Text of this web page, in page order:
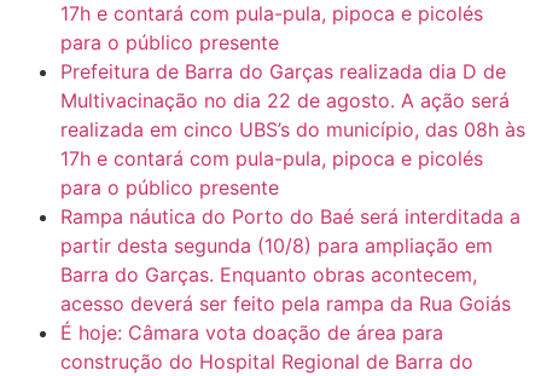
ARAGARÇAS: Uma das obras que não tem prioridade 7:10
17h e contará com pula-pula, pipoca e picolés
para o público presente
Prefeitura de Barra do Garças realizada dia D de
Multivacinação no dia 22 de agosto. A ação será
realizada em cinco UBS’s do município, das 08h às
17h e contará com pula-pula, pipoca e picolés
para o público presente
Rampa náutica do Porto do Baé será interditada a
partir desta segunda (10/8) para ampliação em
Barra do Garças. Enquanto obras acontecem,
acesso deverá ser feito pela rampa da Rua Goiás
É hoje: Câmara vota doação de área para
construção do Hospital Regional de Barra do